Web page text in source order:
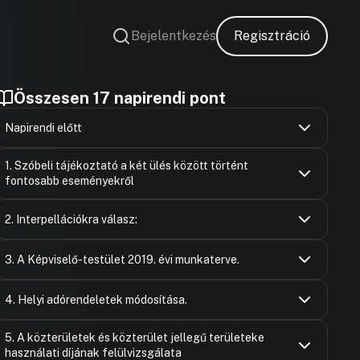
Bejelentkezés Regisztráció
Összesen 17 napirendi pont
Napirendi előtt
Bujdosó
1. Szóbeli tájékoztató a két ülés között történt
fontosabb eseményekről
Móra József
Szabó
Antal
Dr.
Dr.
2. Interpellációkra válasz:
Szabó
Dömsödi
Szabó
Antal
Szabó
3. A Képviselő-testület 2019. évi munkaterve.
Szabó
Dömsödi
4. Helyi adórendeletek módosítása.
Móra József
5. A közterületek és közterület jellegű területeke
használati díjának felülvizsgálata